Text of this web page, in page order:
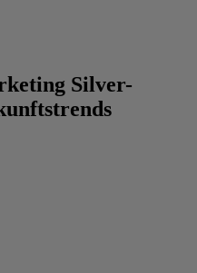
Silver-